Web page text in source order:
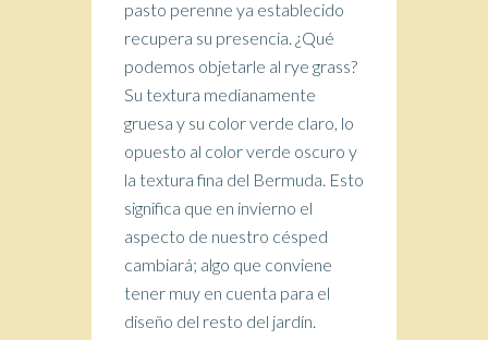
pasto perenne ya establecido
recupera su presencia. ¿Qué
podemos objetarle al rye grass?
Su textura medianamente
gruesa y su color verde claro, lo
opuesto al color verde oscuro y
la textura fina del Bermuda. Esto
significa que en invierno el
aspecto de nuestro césped
cambiará; algo que conviene
tener muy en cuenta para el
diseño del resto del jardín.